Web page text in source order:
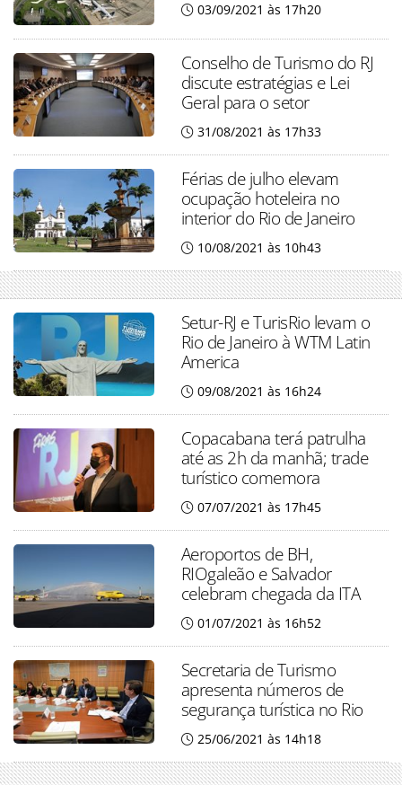
03/09/2021 às 17h20
Conselho de Turismo do RJ
discute estratégias e Lei
Geral para o setor
31/08/2021 às 17h33
Férias de julho elevam
ocupação hoteleira no
interior do Rio de Janeiro
10/08/2021 às 10h43
Setur-RJ e TurisRio levam o
Rio de Janeiro à WTM Latin
America
09/08/2021 às 16h24
Copacabana terá patrulha
até as 2h da manhã; trade
turístico comemora
07/07/2021 às 17h45
Aeroportos de BH,
RIOgaleão e Salvador
celebram chegada da ITA
01/07/2021 às 16h52
Secretaria de Turismo
apresenta números de
segurança turística no Rio
25/06/2021 às 14h18